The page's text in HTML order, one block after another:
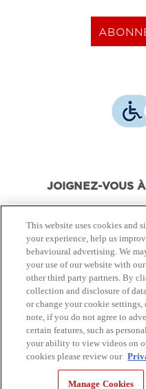
JOIGNEZ-VOUS
© Canon Canada Inc.,
Politique de protection de
la vie privée
This website uses cookies and
your experience, help us
behavioural advertising. We
your use of our website with
other third party partners. By
collection and disclosure of
or change your cookie
note, if you do not agree to
certain features, such as
your ability to view videos on
cookies please review our
Manage Cookies